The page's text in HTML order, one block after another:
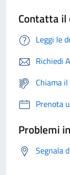
Contatta il
Leggi le
Richiedi
Chiama
Prenota
Problemi
Segnala